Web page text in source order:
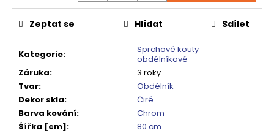
Kategorie:
Sprchové kouty
obdélníkové
Záruka:
3 roky
Tvar:
Obdélník
Dekor skla:
Čiré
Barva kování:
Chrom
Šířka [cm]:
80 cm
Zeptat se Hlídat Sdílet
MM,
14
120
Kč
Původně:
17
650
Kč